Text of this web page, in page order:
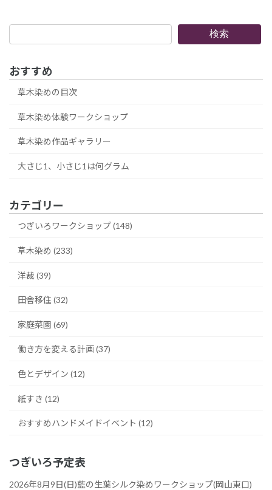
索
検索
おすすめ
草木染めの目次
草木染め体験ワークショップ
草木染め作品ギャラリー
大さじ1、小さじ1は何グラム
カテゴリー
つぎいろワークショップ (148)
草木染め (233)
洋裁 (39)
田舎移住 (32)
家庭菜園 (69)
働き方を変える計画 (37)
色とデザイン (12)
紙すき (12)
おすすめハンドメイドイベント (12)
つぎいろ予定表
2026年8月9日(日)藍の生葉シルク染めワークショップ(岡山東口)